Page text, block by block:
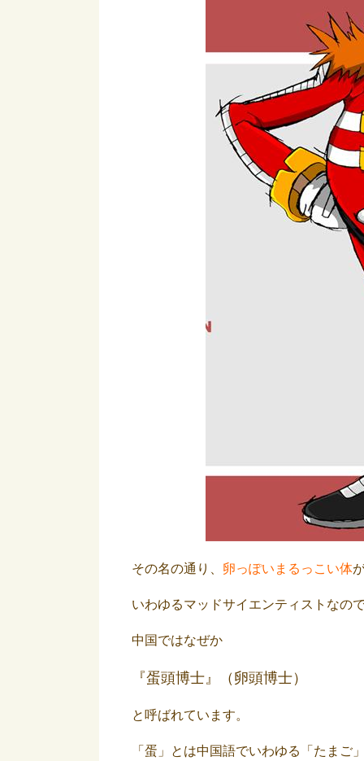
その名の通り、 卵っぽいまるっこい体
いわゆるマッドサイエンティストなの
中国ではなぜか
『蛋頭博士』（卵頭博士）
と呼ばれています。
「蛋」とは中国語でいわゆる「たまご